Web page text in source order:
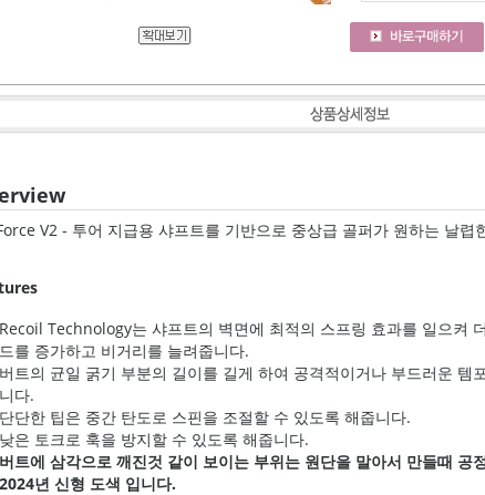
V2 - 투어 지급용 샤프트를 기반으로 중상급 골퍼가 원하는 날렵
Recoil Technology는 샤프트의 벽면에 최적의 스프링 효과를 일으켜
드를 증가하고 비거리를 늘려줍니다.
버트의 균일 굵기 부분의 길이를 길게 하여 공격적이거나 부드러운 템
니다.
단단한 팁은 중간 탄도로 스핀을 조절할 수 있도록 해줍니다.
낮은 토크로 훅을 방지할 수 있도록 해줍니다.
버트에 삼각으로 깨진것 같이 보이는 부위는 원단을 말아서 만들때 공
2024년 신형 도색 입니다.